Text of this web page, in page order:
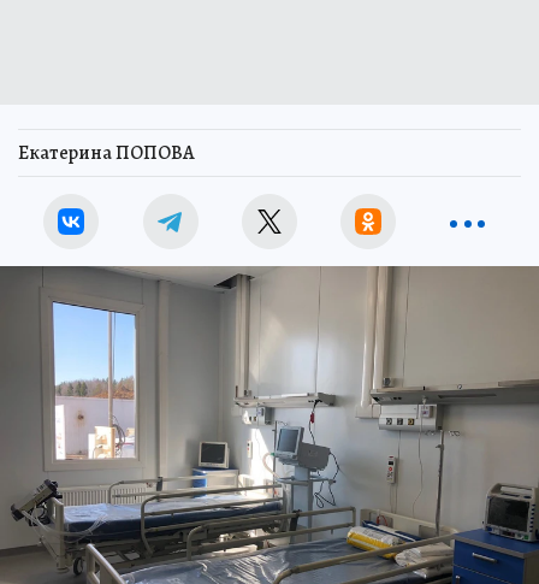
Екатерина ПОПОВА